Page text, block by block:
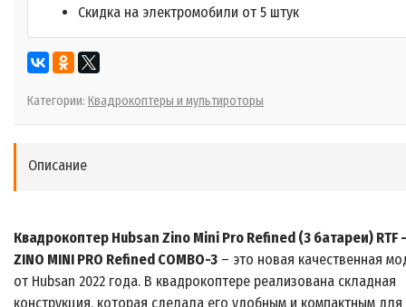
Скидка на электромобили от 5 штук
Категории: Квадрокоптеры и мультироторы
Описание
Квадрокоптер Hubsan Zino Mini Pro Refined (3 батареи) RTF -
ZINO MINI PRO Refined COMBO-3 – это новая качественная
от Hubsan 2022 года. В квадрокоптере реализована складная
конструкция, которая сделала его удобным и компактным для